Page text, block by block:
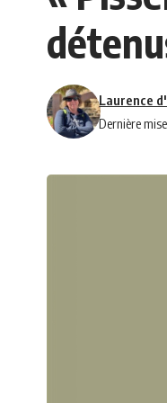
Dernière
Laurence